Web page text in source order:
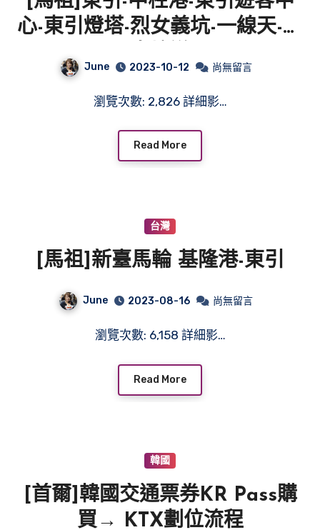
心-東引燈塔-烈女義坑-一線天-安
June 2023-10-12 尚無留言
瀏覽次數: 2,826 詳細影…
Read More
台灣
[馬祖]新臺馬輪 基隆港-東引
June 2023-08-16 尚無留言
瀏覽次數: 6,158 詳細影…
Read More
韓國
[首爾]韓國交通票券KR Pass購
買→ KTX劃位流程